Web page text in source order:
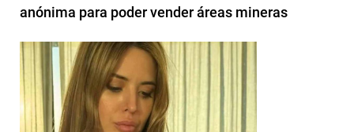
anónima para poder vender áreas mineras